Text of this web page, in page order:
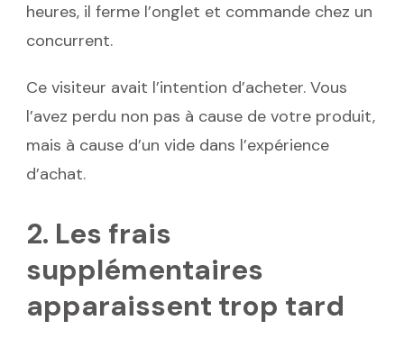
heures, il ferme l’onglet et commande chez un
concurrent.
Ce visiteur avait l’intention d’acheter. Vous
l’avez perdu non pas à cause de votre produit,
mais à cause d’un vide dans l’expérience
d’achat.
2. Les frais
supplémentaires
apparaissent trop tard